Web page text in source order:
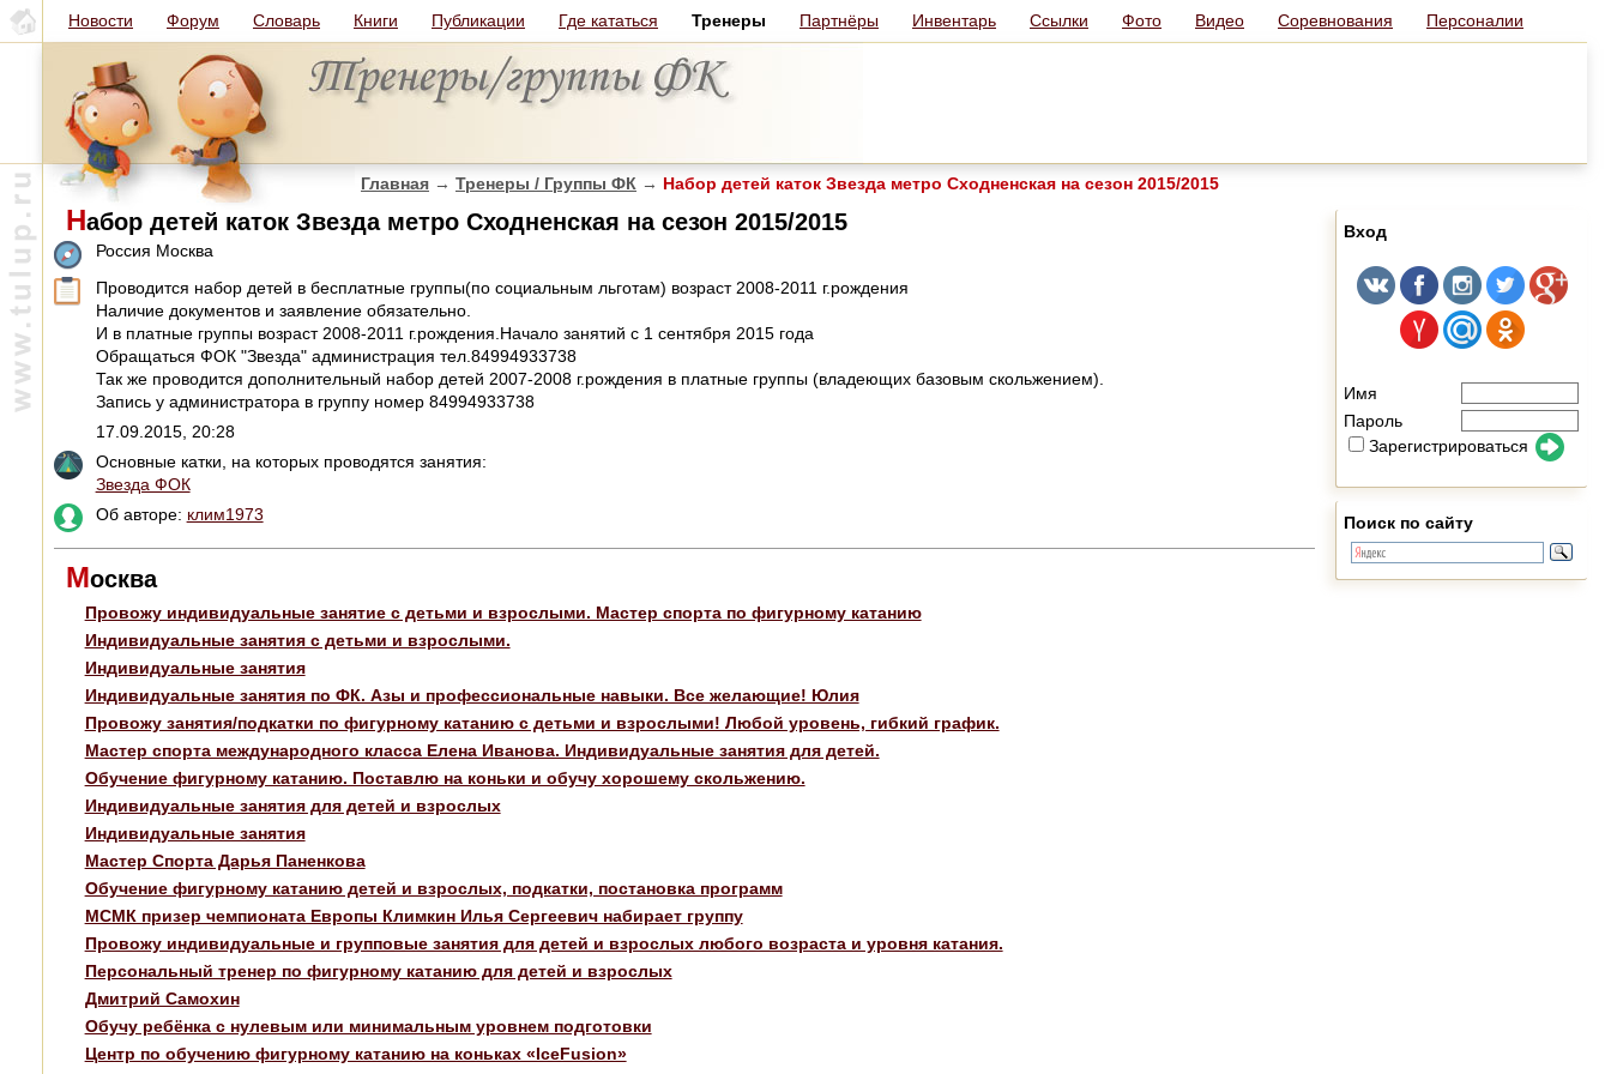
Новости Форум Словарь Книги Публикации Где кататься Тренеры Партнёры Инвентарь Ссылки Фото Видео Соревнования Персоналии
Главная → Тренеры / Группы ФК → Набор детей каток Звезда метро Сходненская на сезон 2015/2015
Набор детей каток Звезда метро Сходненская на сезон 2015/2015
Россия Москва
Проводится набор детей в бесплатные группы(по социальным льготам) возраст 2008-2011 г.рождения
Наличие документов и заявление обязательно.
И в платные группы возраст 2008-2011 г.рождения.Начало занятий с 1 сентября 2015 года
Обращаться ФОК "Звезда" администрация тел.84994933738
Так же проводится дополнительный набор детей 2007-2008 г.рождения в платные группы (владеющих базовым скольжением).
Запись у администратора в группу номер 84994933738
17.09.2015, 20:28
Основные катки, на которых проводятся занятия:
Звезда ФОК
Об авторе: клим1973
Москва
Провожу индивидуальные занятие с детьми и взрослыми. Мастер спорта по фигурному катанию
Индивидуальные занятия с детьми и взрослыми.
Индивидуальные занятия
Индивидуальные занятия по ФК. Азы и профессиональные навыки. Все желающие! Юлия
Провожу занятия/подкатки по фигурному катанию с детьми и взрослыми! Любой уровень, гибкий график.
Мастер спорта международного класса Елена Иванова. Индивидуальные занятия для детей.
Обучение фигурному катанию. Поставлю на коньки и обучу хорошему скольжению.
Индивидуальные занятия для детей и взрослых
Индивидуальные занятия
Мастер Спорта Дарья Паненкова
Обучение фигурному катанию детей и взрослых, подкатки, постановка программ
МСМК призер чемпионата Европы Климкин Илья Сергеевич набирает группу
Провожу индивидуальные и групповые занятия для детей и взрослых любого возраста и уровня катания.
Персональный тренер по фигурному катанию для детей и взрослых
Дмитрий Самохин
Обучу ребёнка с нулевым или минимальным уровнем подготовки
Центр по обучению фигурному катанию на коньках «IceFusion»
Вход
Имя
Пароль
Зарегистрироваться
Поиск по сайту